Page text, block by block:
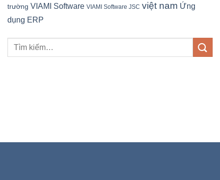
trường VIAMI Software VIAMI Software JSC việt nam Ứng
dụng ERP